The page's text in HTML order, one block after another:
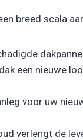
breed scala
een nieuwe
voor uw
verlengt de